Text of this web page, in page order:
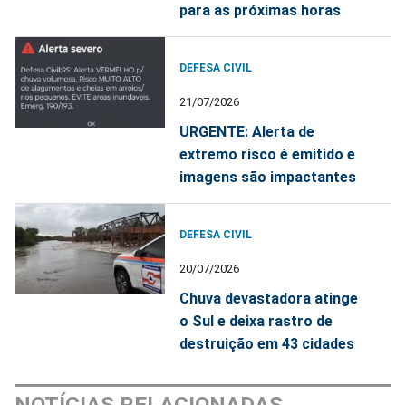
para as próximas horas
DEFESA CIVIL
21/07/2026
URGENTE: Alerta de
extremo risco é emitido e
imagens são impactantes
DEFESA CIVIL
20/07/2026
Chuva devastadora atinge
o Sul e deixa rastro de
destruição em 43 cidades